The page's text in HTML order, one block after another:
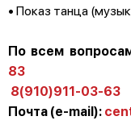
• Показ танца
По всем
83
8(910)911-03-63
Почта (e-mail):